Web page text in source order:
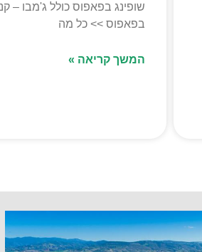
שופינג בפאפוס כולל ג'מבו –
בפאפוס >> כל מה
המשך קריאה »